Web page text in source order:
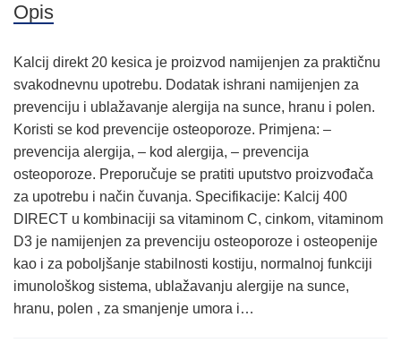
Opis
Kalcij direkt 20 kesica je proizvod namijenjen za praktičnu
svakodnevnu upotrebu. Dodatak ishrani namijenjen za
prevenciju i ublažavanje alergija na sunce, hranu i polen.
Koristi se kod prevencije osteoporoze. Primjena: –
prevencija alergija, – kod alergija, – prevencija
osteoporoze. Preporučuje se pratiti uputstvo proizvođača
za upotrebu i način čuvanja. Specifikacije: Kalcij 400
DIRECT u kombinaciji sa vitaminom C, cinkom, vitaminom
D3 je namijenjen za prevenciju osteoporoze i osteopenije
kao i za poboljšanje stabilnosti kostiju, normalnoj funkciji
imunološkog sistema, ublažavanju alergije na sunce,
hranu, polen , za smanjenje umora i…